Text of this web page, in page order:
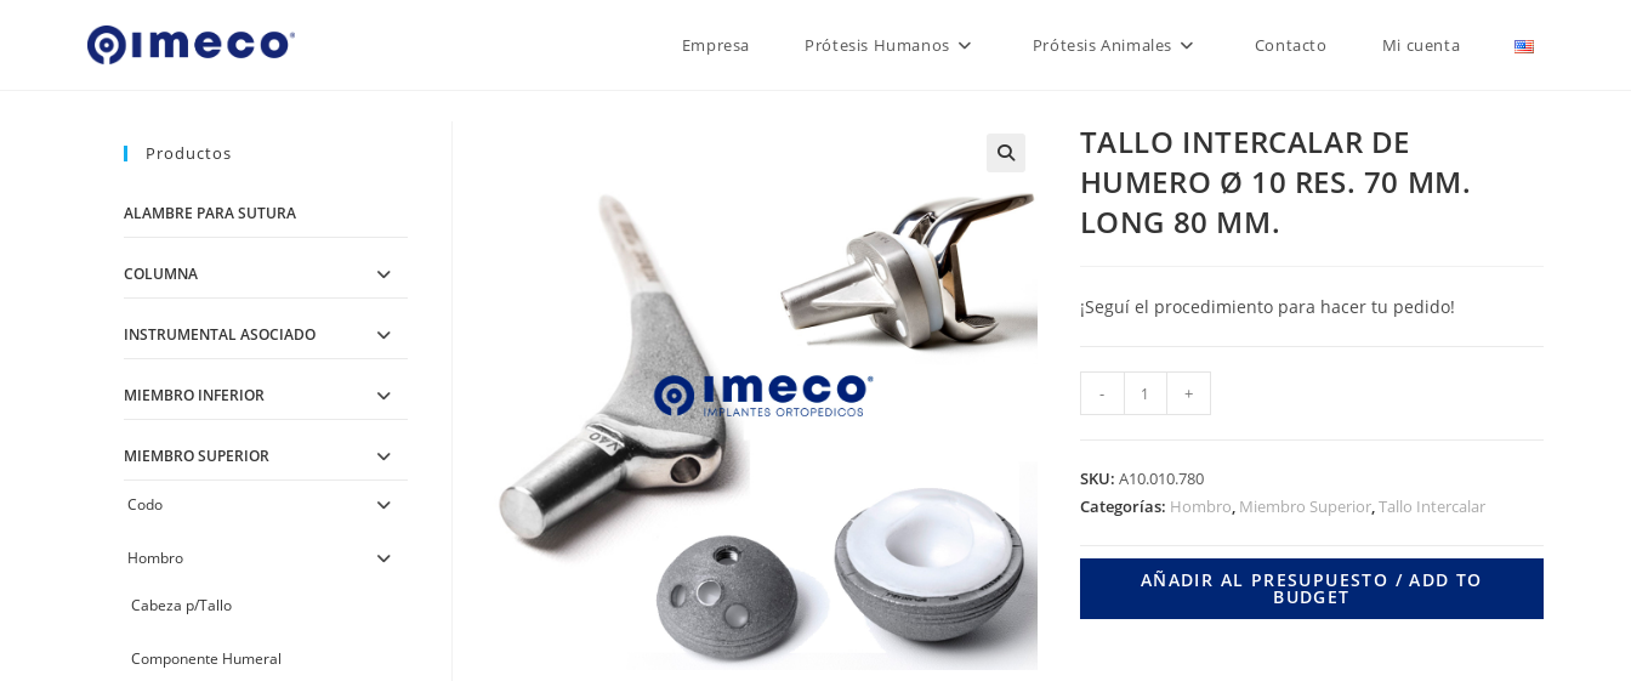
Empresa Prótesis Humanos Prótesis Animales Contacto Mi cuenta
TALLO INTERCALAR DE
HUMERO Ø 10 RES. 70 MM.
LONG 80 MM.
¡Seguí el procedimiento para hacer tu pedido!
INTERCALAR
HUMERO
Ø
- +
SKU: A10.010.780
Categorías: Hombro, Miembro Superior,Tallo Intercalar
AÑADIR AL PRESUPUESTO / ADD TO
BUDGET
Productos
ALAMBRE PARA SUTURA
COLUMNA
INSTRUMENTAL ASOCIADO
MIEMBRO INFERIOR
MIEMBRO SUPERIOR
Codo
Hombro
Cabeza p/Tallo
Componente Humeral